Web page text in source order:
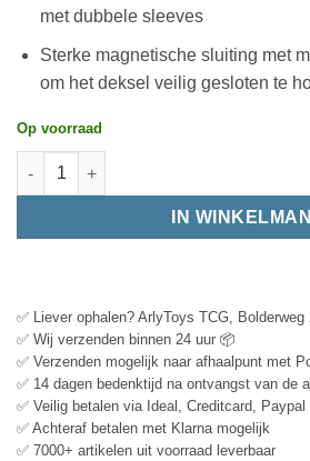
met dubbele sleeves
Sterke magnetische sluiting met
om het deksel veilig gesloten te
Op voorraad
IN
✅ Liever ophalen? ArlyToys TCG,
✅ Wij verzenden binnen 24 uur 📦
✅ Verzenden mogelijk naar afhaalpunt met
✅ 14 dagen bedenktijd na ontvangst van de
✅ Veilig betalen via Ideal, Creditcard, Paypal
✅ Achteraf betalen met Klarna mogelijk
✅ 7000+ artikelen uit voorraad leverbaar